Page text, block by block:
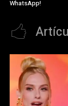
WhatsApp!